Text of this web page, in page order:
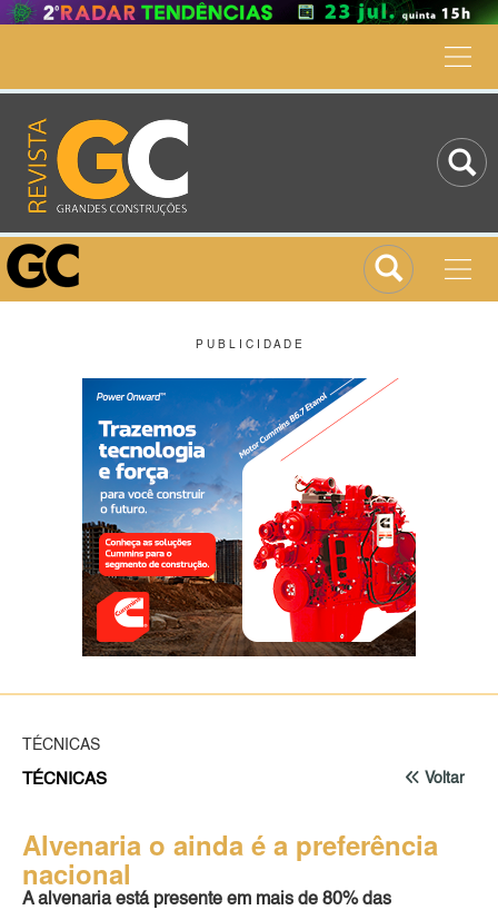
P U B L I C I D A D E
TÉCNICAS
Voltar
TÉCNICAS
Alvenaria o ainda é a preferência
nacional
A alvenaria está presente em mais de 80% das